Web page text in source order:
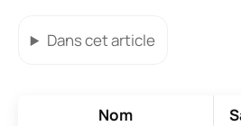
Dans cet article
Nom